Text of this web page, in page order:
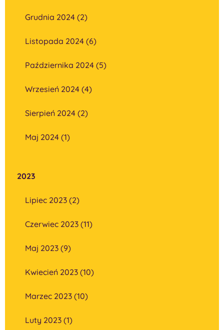
Grudnia 2024 (2)
Listopada 2024 (6)
Października 2024 (5)
Wrzesień 2024 (4)
Sierpień 2024 (2)
Maj 2024 (1)
2023
Lipiec 2023 (2)
Czerwiec 2023 (11)
Maj 2023 (9)
Kwiecień 2023 (10)
Marzec 2023 (10)
Luty 2023 (1)